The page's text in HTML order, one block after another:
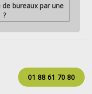
bureaux par une
?
01 88 61 70 80